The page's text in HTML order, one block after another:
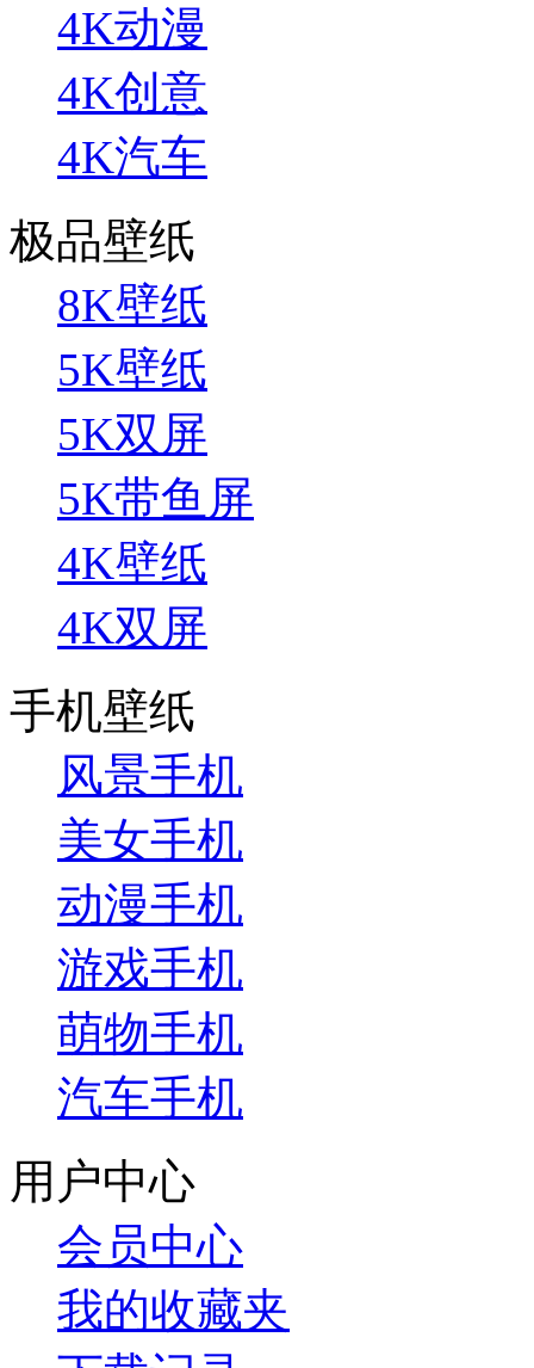
4K动漫
4K创意
4K汽车
极品壁纸
8K壁纸
5K壁纸
5K双屏
5K带鱼屏
4K壁纸
4K双屏
手机壁纸
风景手机
美女手机
动漫手机
游戏手机
萌物手机
汽车手机
用户中心
会员中心
我的收藏夹